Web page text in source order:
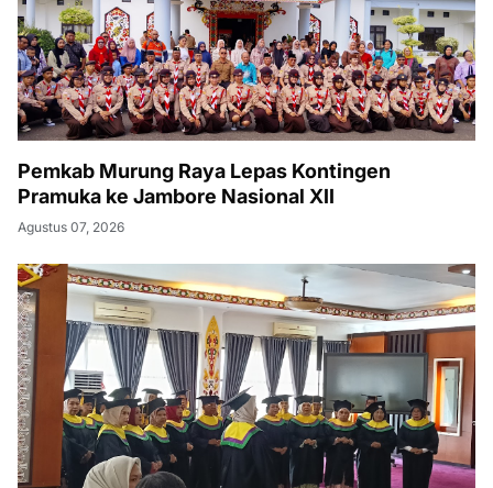
Pemkab Murung Raya Lepas Kontingen
Pramuka ke Jambore Nasional XII
Agustus 07, 2026